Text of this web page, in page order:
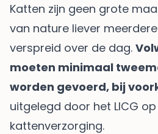
Katten zijn geen grote
van nature liever
verspreid over de dag.
moeten minimaal
worden gevoerd, bij
uitgelegd door het LICG
kattenverzorging.